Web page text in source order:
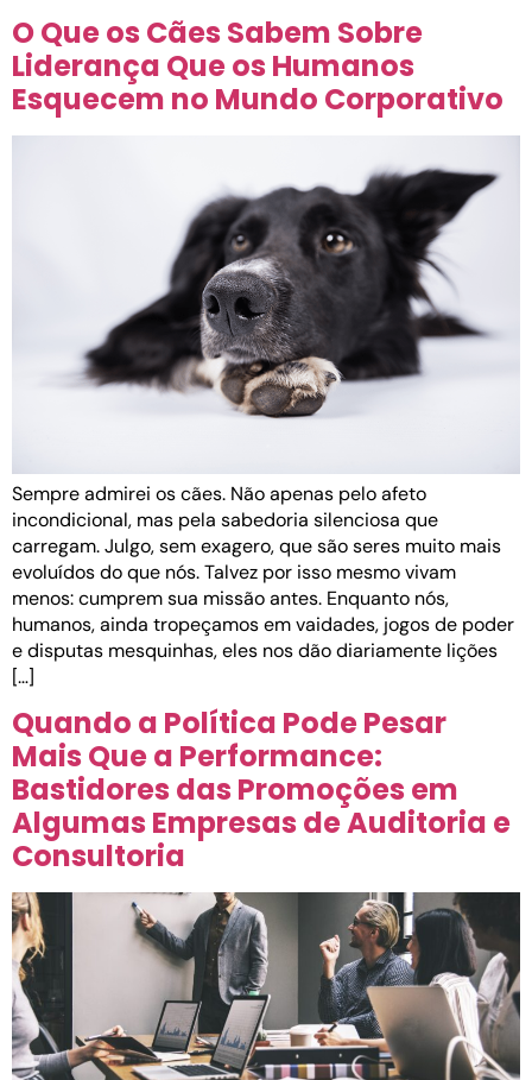
O Que os Cães Sabem Sobre
Liderança Que os Humanos
Esquecem no Mundo Corporativo
Sempre admirei os cães. Não apenas pelo afeto
incondicional, mas pela sabedoria silenciosa que
carregam. Julgo, sem exagero, que são seres muito mais
evoluídos do que nós. Talvez por isso mesmo vivam
menos: cumprem sua missão antes. Enquanto nós,
humanos, ainda tropeçamos em vaidades, jogos de poder
e disputas mesquinhas, eles nos dão diariamente lições
[…]
Quando a Política Pode Pesar
Mais Que a Performance:
Bastidores das Promoções em
Algumas Empresas de Auditoria e
Consultoria